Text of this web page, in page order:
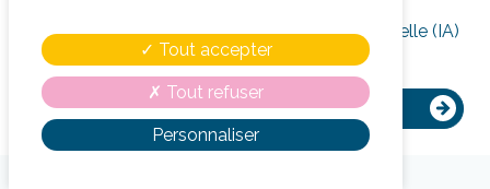
1. L’impact de l’IA au travail L'intelligence artificielle (IA)
transforme le monde du travail en...
LIRE LA SUITE
Tout accepter
Tout refuser
Personnaliser